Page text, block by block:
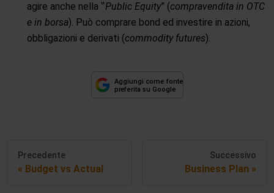
agire anche nella ‟Public Equity” (compravendita in OTC
e in borsa). Può comprare bond ed investire in azioni,
obbligazioni e derivati (commodity futures).
Precedente
Budget vs Actual
Successivo
Business Plan